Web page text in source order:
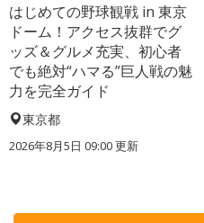
はじめての野球観戦 in 東京
ドーム！アクセス抜群でグ
ッズ＆グルメ充実、初心者
でも絶対“ハマる”巨人戦の魅
力を完全ガイド
東京都
2026年8月5日 09:00更新